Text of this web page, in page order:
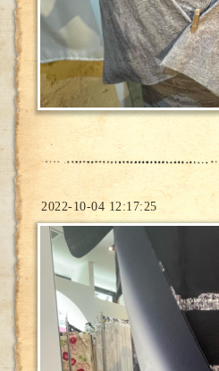
2022-10-04 12:17:25